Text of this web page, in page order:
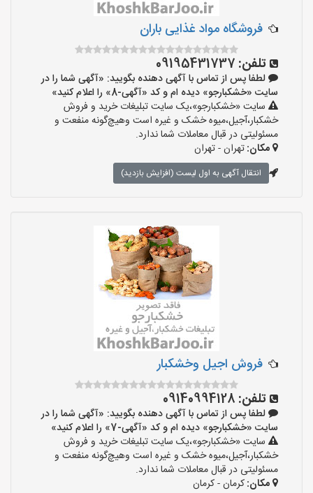
فروشگاه مواد غذایی باران
تلفن: 09195431737
لطفا پس از تماس با آگهی دهنده بگویید: «آگهی شما را در
سایت «خشکبارجو» دیده ام و کد «آگهی-8» را اعلام کنید»
سایت «خشکبارجو»،یک سایت تبلیغات خرید و فروش
خشکبار،آجیل،میوه خشک و غیره است وهیچ‌گونه منفعت و
مسئولیتی در قبال معاملات شما ندارد.
مکان:تهران - تهران
انتقال آگهی به اول لیست (افزایش بازدید)
فروش اجیل وخشکبار
تلفن: 09140994128
لطفا پس از تماس با آگهی دهنده بگویید: «آگهی شما را در
سایت «خشکبارجو» دیده ام و کد «آگهی-7» را اعلام کنید»
سایت «خشکبارجو»،یک سایت تبلیغات خرید و فروش
خشکبار،آجیل،میوه خشک و غیره است وهیچ‌گونه منفعت و
مسئولیتی در قبال معاملات شما ندارد.
مکان:کرمان - کرمان